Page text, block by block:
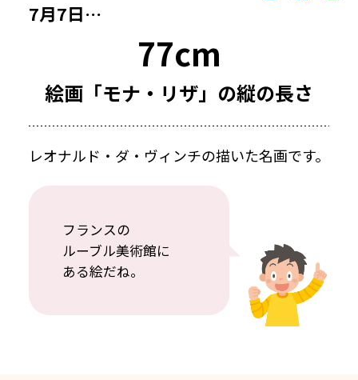
7月7日…
77cm
絵画「モナ・リザ」の縦の長さ
レオナルド・ダ・ヴィンチの描いた名画です。
フランスの
ルーブル美術館に
ある絵だね。